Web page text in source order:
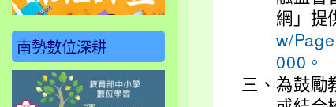
網」提
w/
000。
三、 為鼓勵
南勢數位深耕